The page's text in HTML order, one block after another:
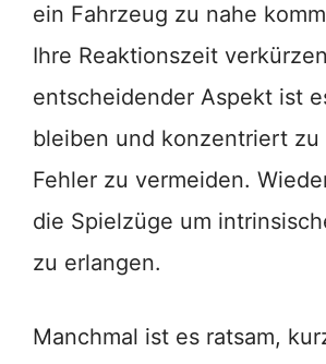
ein Fahrzeug zu nahe
Ihre Reaktionszeit
entscheidender Aspekt ist
bleiben und konzentriert zu
Fehler zu vermeiden.
die Spielzüge um
zu erlangen.
Manchmal ist es ratsam,